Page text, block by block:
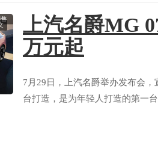
上汽名爵MG
万元起
7月29日，上汽名爵举办发布会
台打造，是为年轻人打造的第一